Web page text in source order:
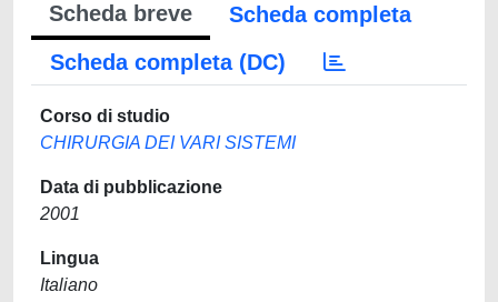
Scheda breve
Scheda completa
Scheda completa (DC)
Corso di studio
CHIRURGIA DEI VARI SISTEMI
Data di pubblicazione
2001
Lingua
Italiano